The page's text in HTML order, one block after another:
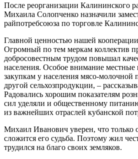
После реорганизации Калининского
Михаила Солопченко назначили
райпотребсоюза по торговле
Главной ценностью нашей
Огромный по тем меркам коллектив
добросовестным трудом повышал
населения. Особое внимание местные
закупкам у населения мясо-
другой сельхозпродукции, –
Радовались хорошим показателям
сил уделяли и общественному
из важнейших отраслей кубанской
Михаил Иванович уверен, что только
сложится его судьба. Поэтому жил
трудился на благо своих земляков.